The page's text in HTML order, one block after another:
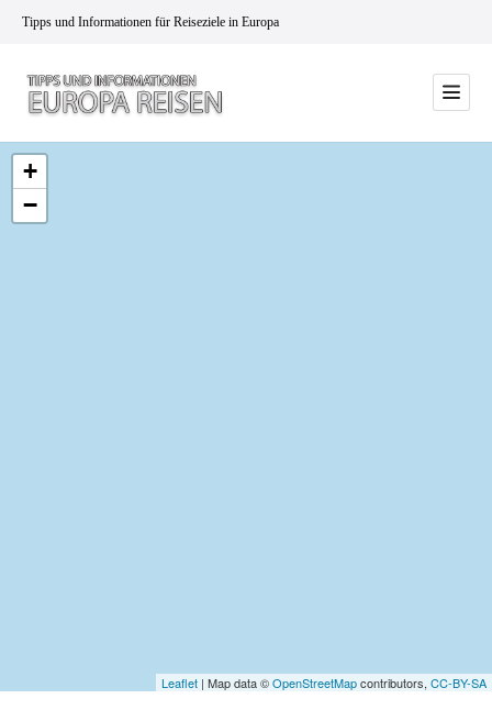
Tipps und Informationen für Reiseziele in Europa
+
−
Leaflet | Map data ©OpenStreetMapcontributors, CC-BY-SA